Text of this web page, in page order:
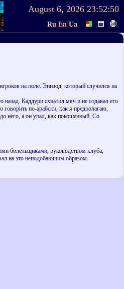
August 6, 2026 23:52:50
Ru En Ua
на поле. Эпизод, который случился на
Каддури схватил мяч и не отдавал его
по-арабски, как я предполагаю,
него, а он упал, как покошенный. Со
болельщиками, руководством клуба,
на это неподобающим образом.